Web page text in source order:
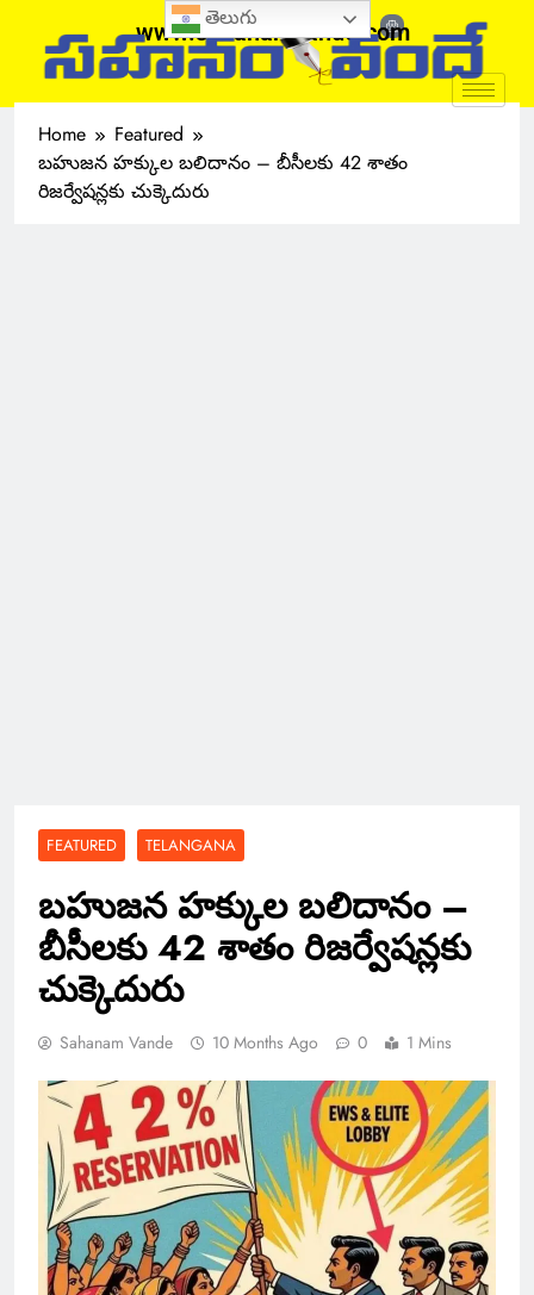
www.sahanamvande.com
Home
Featured
బహుజన హక్కుల బలిదానం – బీసీలకు 42 శాతం
రిజర్వేషన్లకు చుక్కెదురు
FEATURED TELANGANA
బహుజన హక్కుల బలిదానం –
బీసీలకు 42 శాతం రిజర్వేషన్లకు
చుక్కెదురు
Sahanam Vande 10 Months Ago 0 1 Mins
తెలుగు